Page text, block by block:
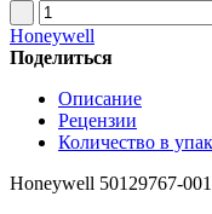
Honeywell
Поделиться
Описание
Рецензии
Количество в
Honeywell 50129767-